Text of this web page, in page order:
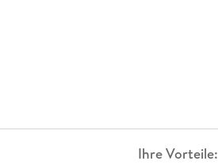
Ihre Vorteile: